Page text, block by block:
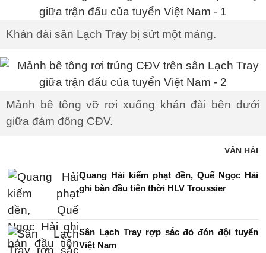
Khán đài sân Lạch Tray bị sứt một mảng.
Mảnh bê tông vỡ rơi xuống khán đài bên dưới
giữa đám đông CĐV.
VĂN HẢI
Quang Hải kiếm phạt đền, Quế Ngọc Hải
ghi bàn đầu tiên thời HLV Troussier
Sân Lạch Tray rợp sắc đỏ đón đội tuyển
Việt Nam